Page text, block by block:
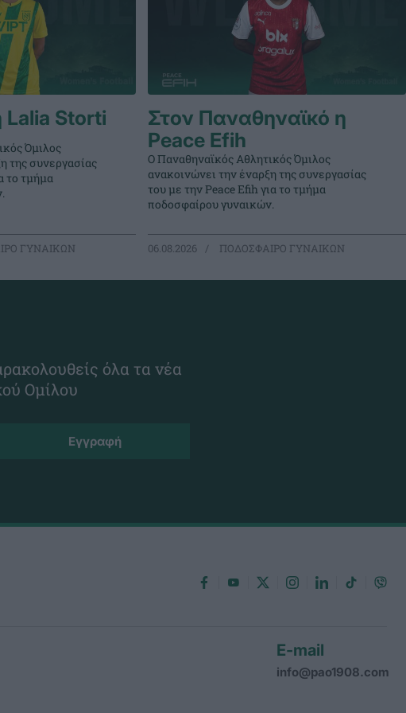
Lalia Storti
Όμιλος
της συνεργασίας
το τμήμα
ΓΥΝΑΙΚΩΝ
Στον Παναθηναϊκό η
Peace Efih
Ο Παναθηναϊκός Αθλητικός Όμιλος
ανακοινώνει την έναρξη της συνεργασίας
του με την Peace Efih για το τμήμα
ποδοσφαίρου γυναικών.
06.08.2026 ΠΟΔΟΣΦΑΙΡΟ ΓΥΝΑΙΚΩΝ
όλα τα νέα
Ομίλου
E-mail
info@pao1908.com